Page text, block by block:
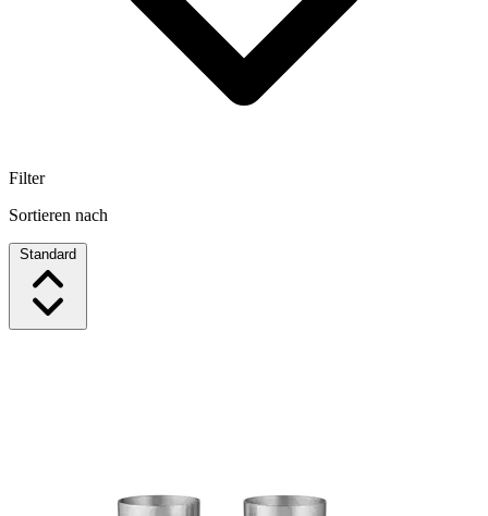
Filter
Sortieren nach
Standard